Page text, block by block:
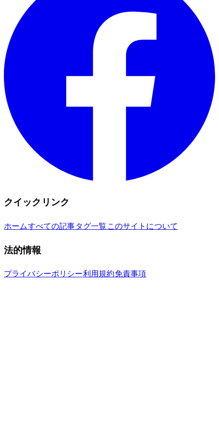
クイックリンク
ホームすべての記事タグ一覧 このサイトについて
法的情報
プライバシーポリシー利用規約免責事項